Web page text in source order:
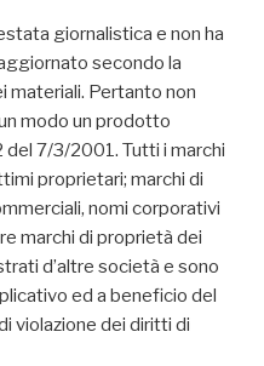
giornalistica e non ha
secondo la
materiali. Pertanto non
modo un prodotto
del 7/3/2001. Tutti i marchi
proprietari; marchi di
nomi corporativi
marchi di proprietà dei
d’altre società e sono
ed a beneficio del
violazione dei diritti di